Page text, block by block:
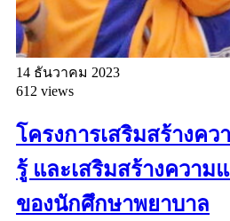
14 ธันวาคม 2023
612 views
โครงการเสริมสร้างคว
รู้ และเสริมสร้างความ
ของนักศึกษาพยาบาล